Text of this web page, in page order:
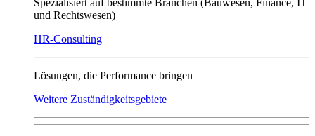
Spezialisiert auf bestimmte Branchen (Bauwesen, Finance, IT
und Rechtswesen)
HR-Consulting
Lösungen, die Performance bringen
Weitere Zuständigkeitsgebiete